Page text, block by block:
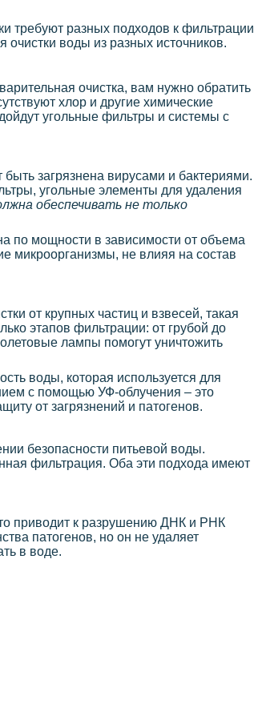
требуют разных подходов к фильтрации
воды из разных источников.
очистка, вам нужно обратить
хлор и другие химические
угольные фильтры и системы с
загрязнена вирусами и бактериями.
угольные элементы для удаления
обеспечивать не только
по мощности в зависимости от объема
микроорганизмы, не влияя на состав
от крупных частиц и взвесей, такая
этапов фильтрации: от грубой до
лампы помогут уничтожить
воды, которая используется для
с помощью УФ-облучения – это
от загрязнений и патогенов.
безопасности питьевой воды.
фильтрация. Оба эти подхода имеют
приводит к разрушению ДНК и РНК
патогенов, но он не удаляет
в воде.